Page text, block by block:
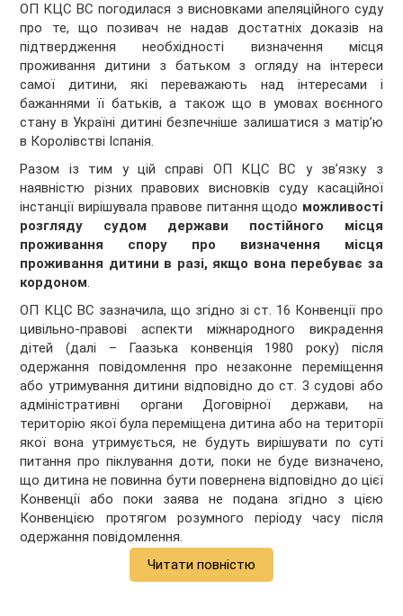
ОП КЦС ВС погодилася з висновками апеляційного суду
про те, що позивач не надав достатніх доказів на
підтвердження необхідності визначення місця
проживання дитини з батьком з огляду на інтереси
самої дитини, які переважають над інтересами і
бажаннями її батьків, а також що в умовах воєнного
стану в Україні дитині безпечніше залишатися з матір’ю
в Королівстві Іспанія.
Разом із тим у цій справі ОП КЦС ВС у зв’язку з
наявністю різних правових висновків суду касаційної
інстанції вирішувала правове питання щодо можливості
розгляду судом держави постійного місця
проживання спору про визначення місця
проживання дитини в разі, якщо вона перебуває за
кордоном.
ОП КЦС ВС зазначила, що згідно зі ст. 16 Конвенції про
цивільно-правові аспекти міжнародного викрадення
дітей (далі – Гаазька конвенція 1980 року) після
одержання повідомлення про незаконне переміщення
або утримування дитини відповідно до ст. 3 судові або
адміністративні органи Договірної держави, на
територію якої була переміщена дитина або на території
якої вона утримується, не будуть вирішувати по суті
питання про піклування доти, поки не буде визначено,
що дитина не повинна бути повернена відповідно до цієї
Конвенції або поки заява не подана згідно з цією
Конвенцією протягом розумного періоду часу після
одержання повідомлення.
Читати повністю